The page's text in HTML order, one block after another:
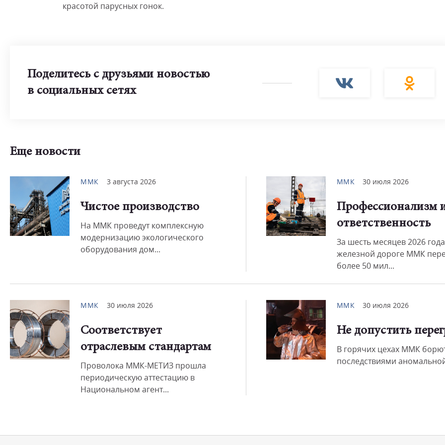
красотой парусных гонок.
Поделитесь с друзьями новостью
в социальных сетях
Еще новости
ММК 3 августа 2026
Чистое производство
На ММК проведут комплексную
модернизацию экологического
оборудования дом...
ММК 30 июля 2026
Профессионализм
ответственность
За шесть месяцев 2026
железной дороге ММК
более 50 мил...
ММК 30 июля 2026
Соответствует
отраслевым стандартам
Проволока ММК-МЕТИЗ прошла
периодическую аттестацию в
Национальном агент...
ММК 30 июля 2026
Не допустить
В горячих цехах ММК
последствиями